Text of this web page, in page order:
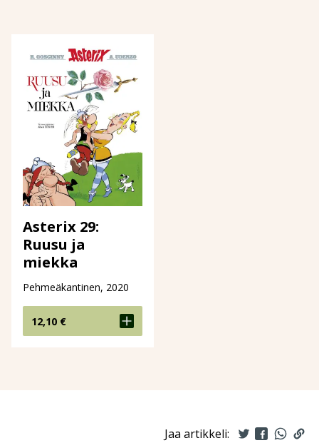
Asterix 29:
Ruusu ja
miekka
Pehmeäkantinen, 2020
12,10 €
Jaa artikkeli: